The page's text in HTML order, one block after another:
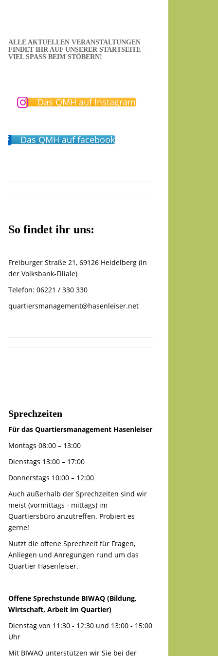
ALLE AKTUELLEN VERANSTALTUNGEN
FINDET IHR AUF UNSERER STARTSEITE –
VIEL SPASS BEIM STÖBERN!
Das QMH auf Instagram
Das QMH auf facebook
So findet ihr uns:
Freiburger Straße 21, 69126 Heidelberg (in
der Volksbank-Filiale)
Telefon: 06221 / 330 330
quartiersmanagement@hasenleiser.net
Sprechzeiten
Für das Quartiersmanagement Hasenleiser
Montags 08:00 – 13:00
Dienstags 13:00 – 17:00
Donnerstags 10:00 – 12:00
Auch außerhalb der Sprechzeiten sind wir
meist (vormittags - mittags) im
Quartiersbüro anzutreffen. Probiert es
gerne!
Nutzt die offene Sprechzeit für Fragen,
Anliegen und Anregungen rund um das
Quartier Hasenleiser.
Offene Sprechstunde BIWAQ (Bildung,
Wirtschaft, Arbeit im Quartier)
Dienstag von 11:30 - 12:30 und 13:00 - 15:00
Uhr
Mit BIWAQ unterstützen wir Sie bei der